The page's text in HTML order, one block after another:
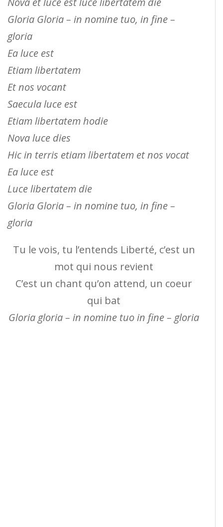
Gloria Gloria – in nomine tuo, in fine –
gloria
Ea luce est
Etiam libertatem
Et nos vocant
Saecula luce est
Etiam libertatem hodie
Nova luce dies
Hic in terris etiam libertatem et nos vocat
Ea luce est
Luce libertatem die
Gloria Gloria – in nomine tuo, in fine –
gloria
Tu le vois, tu l’entends Liberté, c’est un
mot qui nous revient
C’est un chant qu’on attend, un coeur
qui bat
Gloria gloria – in nomine tuo in fine – gloria